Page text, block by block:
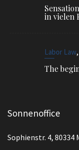
in vielen
Labor Law,
The
Sonnenoffice
Sophienstr. 4, 80334